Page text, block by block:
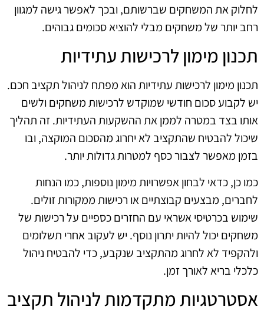
לחלוק את המשחקים שברשותם, ובכך לאפשר גישה למגוון
רחב יותר של משחקים מבלי להוציא סכומים גבוהים.
תכנון מימון לרכישות עתידיות
תכנון מימון לרכישות עתידיות הוא מפתח לניהול תקציב חכם.
יש לקבוע סכום חודשי שמוקדש לרכישות משחקים ולשים
אותו בצד במטרה לממן את ההשקעות העתידיות. זה תהליך
שיכול להבטיח שהתקציב לא יחרוג מהסכום המוקצה, ובו
בזמן מאפשר לצבור כסף למטרות גדולות יותר.
כמו כן, כדאי לבחון אפשרויות מימון נוספות, כמו הנחות
לחברים, מבצעים קבוצתיים או רכישות ממקורות זולים.
שימוש בכרטיסי אשראי עם החזרים כספיים על רכישות של
משחקים יכול להיות יתרון נוסף. יש לעקוב אחרי תשלומים
ולהקפיד לא לחרוג מהתקציב שנקבע, כדי להבטיח ניהול
כלכלי בריא לאורך זמן.
אסטרטגיות מתקדמות לניהול תקציב